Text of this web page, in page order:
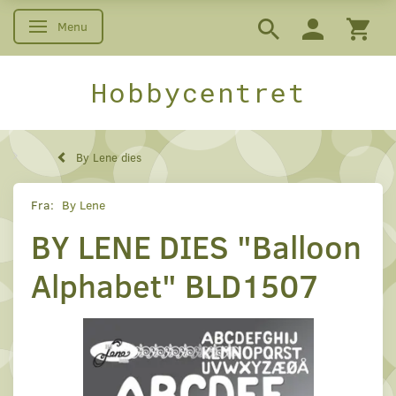
Skifte navigation
Menu
Hobbycentret
By Lene dies
Fra: By Lene
BY LENE DIES "Balloon
Alphabet" BLD1507